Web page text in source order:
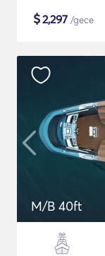
$2,297 /gece
M/B 40ft